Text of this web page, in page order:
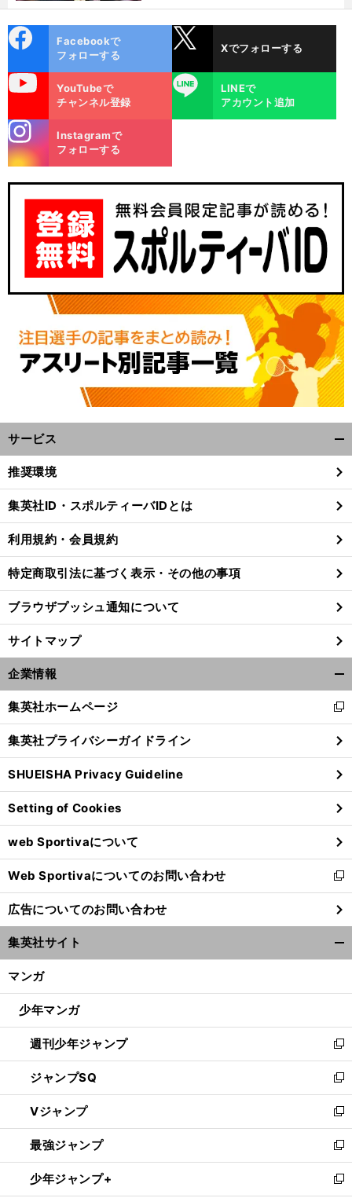
へ
ok
Facebookで
フォローする
Xでフォローする
YouTubeで
チャンネル登録
LINE
LINEで
アカウント追加
m
Instagramで
フォローする
サービス
閉
る
推奨環境
集英社ID・スポルティーバIDとは
利用規約・会員規約
特定商取引法に基づく表示・その他の事項
ブラウザプッシュ通知について
サイトマップ
企業情報
閉
る
集英社ホームページ
新
し
い
ウ
ィ
ン
ド
ウ
で
開
く
集英社プライバシーガイドライン
SHUEISHA Privacy Guideline
Setting of Cookies
web Sportivaについて
Web Sportivaについてのお問い合わせ
新
し
い
ウ
ィ
ン
ウ
開
く
広告についてのお問い合わせ
集英社サイト
マンガ
少年マンガ
週刊少年ジャンプ
新
し
い
ウ
ィ
ン
ド
ウ
で
ジャンプSQ
新
し
い
ウ
ィ
ン
ド
Vジャンプ
新
し
い
ウ
ィ
最強ジャンプ
新
し
い
少年ジャンプ+
新